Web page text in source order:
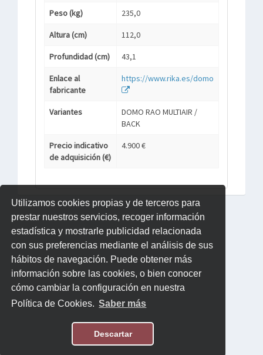
Utilizamos cookies propias y de terceros para
prestar nuestros servicios, recoger información
estadística y mostrarle publicidad relacionada
con sus preferencias mediante el análisis de sus
hábitos de navegación. Puede obtener más
información sobre las cookies, o bien conocer
cómo cambiar la configuración en nuestra
Política de Cookies. Saber más
Descartar
Peso (kg) 235,0
Altura (cm) 112,0
Profundidad (cm) 43,1
Enlace al
fabricante
https://www.rika.es/domo
Variantes
DOMO RAO MULTIAIR /
BACK
Precio indicativo
de adquisición (€)
4.900 €